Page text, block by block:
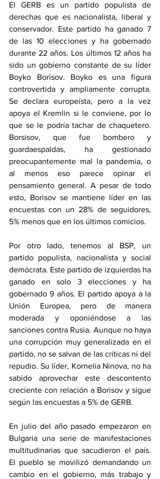
El GERB es un partido populista de
derechas que es nacionalista, liberal y
conservador. Este partido ha ganado 7
de las 10 elecciones y ha gobernado
durante 22 años. Los últimos 12 años ha
sido un gobierno constante de su líder
Boyko Borisov. Boyko es una figura
controvertida y ampliamente corrupta.
Se declara europeísta, pero a la vez
apoya el Kremlin si le conviene, por lo
que se le podría tachar de chaquetero.
Borsisov, que fue bombero y
guardaespaldas, ha gestionado
preocupantemente mal la pandemia, o
al menos eso parece opinar el
pensamiento general. A pesar de todo
esto, Borisov se mantiene líder en las
encuestas con un 28% de seguidores,
5% menos que en los últimos comicios.
Por otro lado, tenemos al BSP, un
partido populista, nacionalista y social
demócrata. Este partido de izquierdas ha
ganado en solo 3 elecciones y ha
gobernado 9 años. El partido apoya a la
Unión Europea, pero de manera
moderada y oponiéndose a las
sanciones contra Rusia. Aunque no haya
una corrupción muy generalizada en el
partido, no se salvan de las críticas ni del
repudio. Su líder, Kornelia Ninova, no ha
sabido aprovechar este descontento
creciente con relación a Borisov y sigue
según las encuestas a 5% de GERB.
En julio del año pasado empezaron en
Bulgaria una serie de manifestaciones
multitudinarias que sacudieron el país.
El pueblo se movilizó demandando un
cambio en el gobierno, más trabajo y